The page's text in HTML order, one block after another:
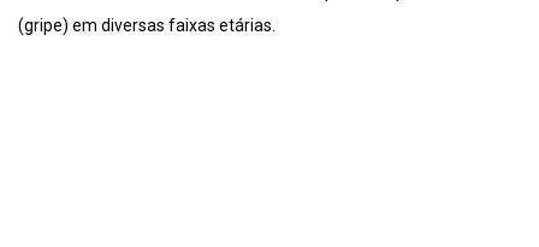
(gripe) em diversas faixas etárias.